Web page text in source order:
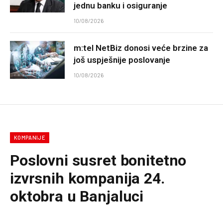
jednu banku i osiguranje
10/08/2026
m:tel NetBiz donosi veće brzine za
još uspješnije poslovanje
10/08/2026
KOMPANIJE
Poslovni susret bonitetno
izvrsnih kompanija 24.
oktobra u Banjaluci